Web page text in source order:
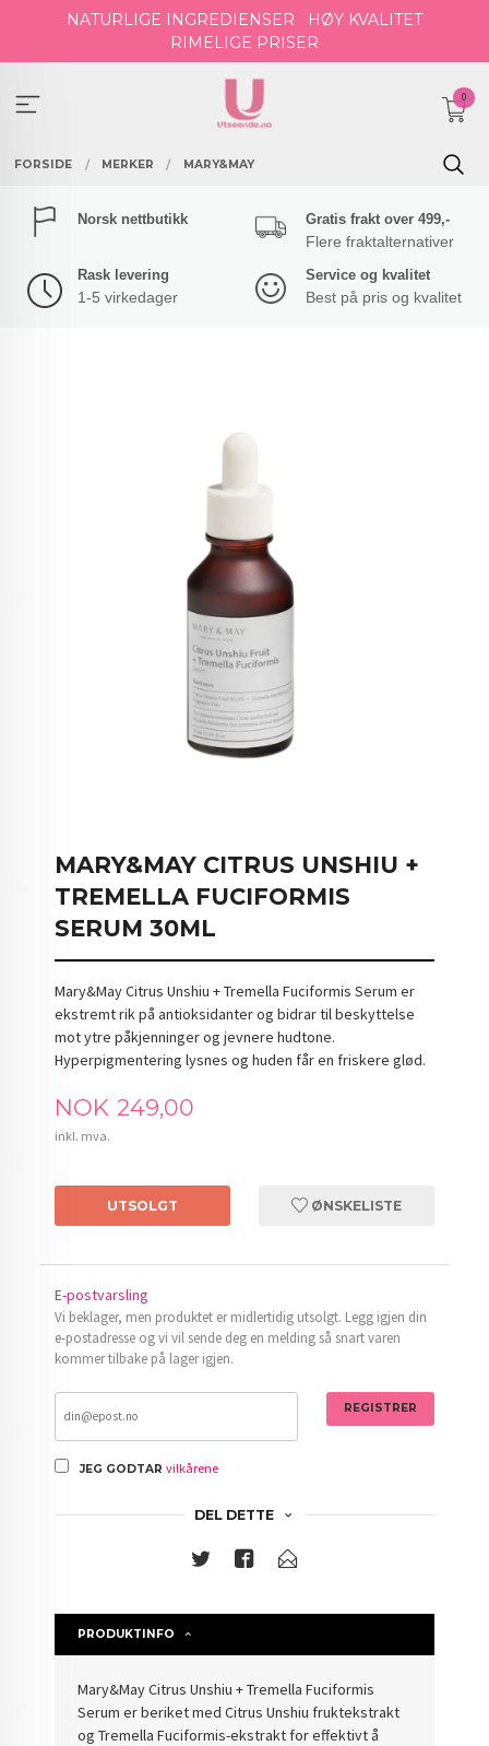
NATURLIGE INGREDIENSER
HØY KVALITET
RIMELIGE PRISER
0
FORSIDE MERKER MARY&MAY
Norsk nettbutikk Gratis frakt over 499,-
Flere fraktalternativer
Rask levering
1-5 virkedager
Service og kvalitet
Best på pris og kvalitet
MARY&MAY CITRUS UNSHIU +
TREMELLA FUCIFORMIS
SERUM 30ML
Mary&May Citrus Unshiu + Tremella Fuciformis Serum er
ekstremt rik på antioksidanter og bidrar til beskyttelse
mot ytre påkjenninger og jevnere hudtone.
Hyperpigmentering lysnes og huden får en friskere glød.
Pris
NOK 249,00
inkl. mva.
UTSOLGT ØNSKELISTE
E-postvarsling
Vi beklager, men produktet er midlertidig utsolgt. Legg igjen din
e-postadresse og vi vil sende deg en melding så snart varen
kommer tilbake på lager igjen.
JEG GODTAR vilkårene
REGISTRER
DEL DETTE
PRODUKTINFO
Mary&May Citrus Unshiu + TremellaFuciformis
Serum er beriket med Citrus Unshiu fruktekstrakt
og Tremella Fuciformis-ekstrakt for effektivt å